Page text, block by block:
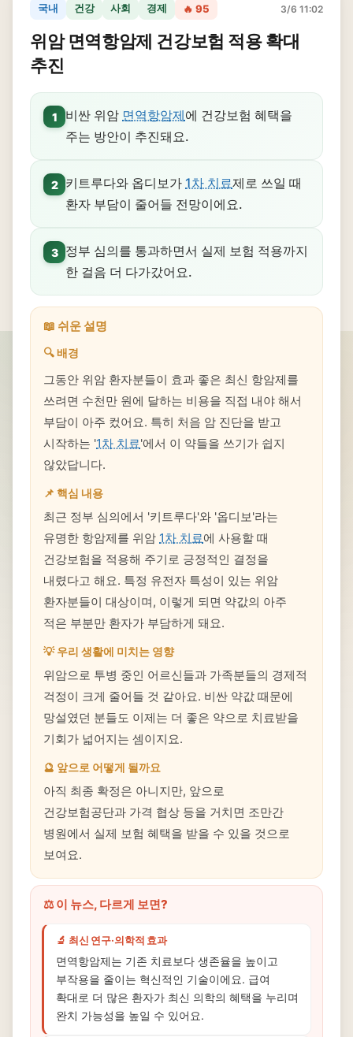
국내 건강 사회 경제 🔥 95 3/6 11:02
위암 면역항암제 건강보험 적용 확대
추진
1 비싼 위암 면역항암제에 건강보험 혜택을
주는 방안이 추진돼요.
2 키트루다와 옵디보가 1차 치료제로 쓰일 때
환자 부담이 줄어들 전망이에요.
3
정부 심의를 통과하면서 실제 보험 적용까지
한 걸음 더 다가갔어요.
📖 쉬운 설명
🔍 배경
그동안 위암 환자분들이 효과 좋은 최신 항암제를
쓰려면 수천만 원에 달하는 비용을 직접 내야 해서
부담이 아주 컸어요. 특히 처음 암 진단을 받고
시작하는 '1차 치료'에서 이 약들을 쓰기가 쉽지
않았답니다.
📌 핵심 내용
최근 정부 심의에서 '키트루다'와 '옵디보'라는
유명한 항암제를 위암 1차 치료에 사용할 때
건강보험을 적용해 주기로 긍정적인 결정을
내렸다고 해요. 특정 유전자 특성이 있는 위암
환자분들이 대상이며, 이렇게 되면 약값의 아주
적은 부분만 환자가 부담하게 돼요.
💡 우리 생활에 미치는 영향
위암으로 투병 중인 어르신들과 가족분들의 경제적
걱정이 크게 줄어들 것 같아요. 비싼 약값 때문에
망설였던 분들도 이제는 더 좋은 약으로 치료받을
기회가 넓어지는 셈이지요.
🔮 앞으로 어떻게 될까요
아직 최종 확정은 아니지만, 앞으로
건강보험공단과 가격 협상 등을 거치면 조만간
병원에서 실제 보험 혜택을 받을 수 있을 것으로
보여요.
⚖️ 이 뉴스, 다르게 보면?
🔬 최신 연구·의학적 효과
면역항암제는 기존 치료보다 생존율을 높이고
부작용을 줄이는 혁신적인 기술이에요. 급여
확대로 더 많은 환자가 최신 의학의 혜택을 누리며
완치 가능성을 높일 수 있어요.